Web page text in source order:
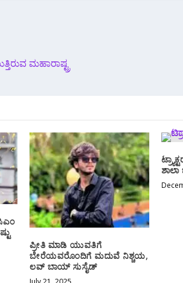
ಮಹಾರಾಷ್ಟ್ರ
ಪ್ರೀತಿ ಮಾಡಿ ಯುವತಿಗೆ
ಬೇರೆಯವರೊಂದಿಗೆ ಮದುವೆ ನಿಶ್ಚಯ,
ಲವ್ ಬಾಯ್ ಸುಸೈಡ್
ಶಾಲಾ